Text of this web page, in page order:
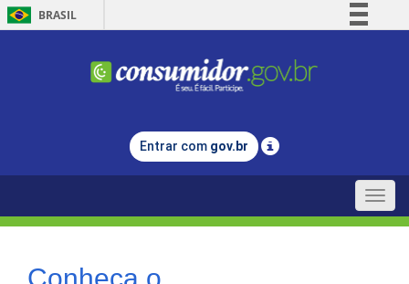
BRASIL
Comunica BR
Legislação
Entrar com gov.br
Toggle